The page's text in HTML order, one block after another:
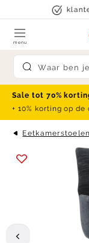
Skip to content
Submit
menu
Sale tot 70%
+ 10% korting op
Eetkamerstoelen